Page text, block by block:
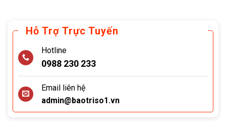
Hỗ Trợ Trực Tuyến
Hotline
0988 230 233
Email liên hệ
admin@baotriso1.vn